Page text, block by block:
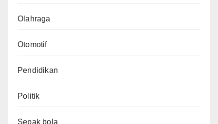
Olahraga
Otomotif
Pendidikan
Politik
Sepak bola